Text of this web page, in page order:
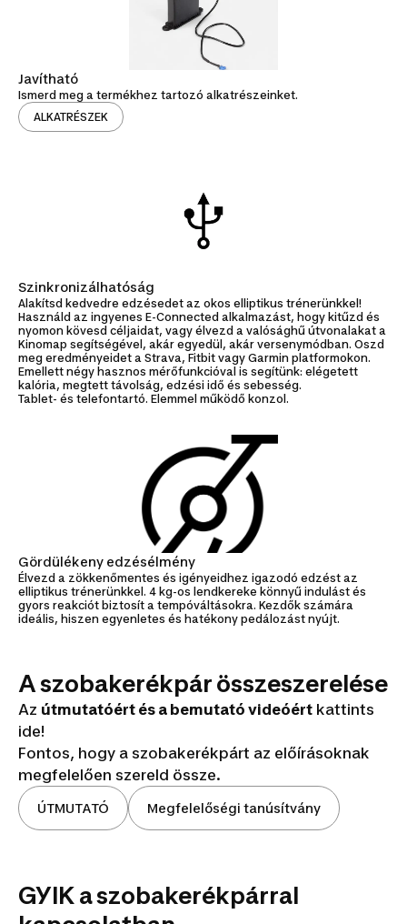
Javítható
Ismerd meg a termékhez tartozó alkatrészeinket.
ALKATRÉSZEK
Szinkronizálhatóság
Alakítsd kedvedre edzésedet az okos elliptikus trénerünkkel!
Használd az ingyenes E-Connected alkalmazást, hogy kitűzd és
nyomon kövesd céljaidat, vagy élvezd a valósághű útvonalakat a
Kinomap segítségével, akár egyedül, akár versenymódban. Oszd
meg eredményeidet a Strava, Fitbit vagy Garmin platformokon.
Emellett négy hasznos mérőfunkcióval is segítünk: elégetett
kalória, megtett távolság, edzési idő és sebesség.
Tablet- és telefontartó. Elemmel működő konzol.
Gördülékeny edzésélmény
Élvezd a zökkenőmentes és igényeidhez igazodó edzést az
elliptikus trénerünkkel. 4 kg-os lendkereke könnyű indulást és
gyors reakciót biztosít a tempóváltásokra. Kezdők számára
ideális, hiszen egyenletes és hatékony pedálozást nyújt.
A szobakerékpár összeszerelése
Az útmutatóért és a bemutató videóért kattints
ide!
Fontos, hogy a szobakerékpárt az előírásoknak
megfelelően szereld össze.
ÚTMUTATÓ Megfelelőségi tanúsítvány
GYIK a szobakerékpárral